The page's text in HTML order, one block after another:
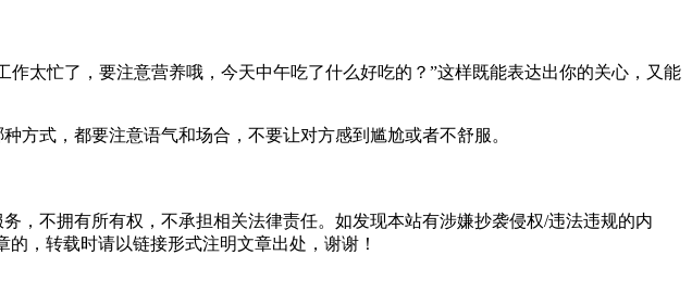
太忙了，要注意营养哦，今天中午吃了什么好吃的？”这样既能表达出你的关心，又能
方式，都要注意语气和场合，不要让对方感到尴尬或者不舒服。
，不拥有所有权，不承担相关法律责任。如发现本站有涉嫌抄袭侵权/违法违规的内
，转载时请以链接形式注明文章出处，谢谢！